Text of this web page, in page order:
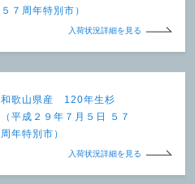
５７周年特別市）
入荷状況詳細を見る
和歌山県産 120年生杉
（平成２９年７月５日 ５７
周年特別市）
入荷状況詳細を見る